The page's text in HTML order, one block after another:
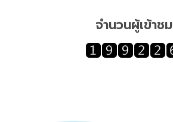
จำนวนผู้เข้าชม